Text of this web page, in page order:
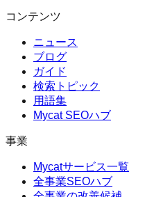
コンテンツ
ニュース
ブログ
ガイド
検索トピック
用語集
Mycat SEOハブ
事業
Mycatサービス一覧
全事業SEOハブ